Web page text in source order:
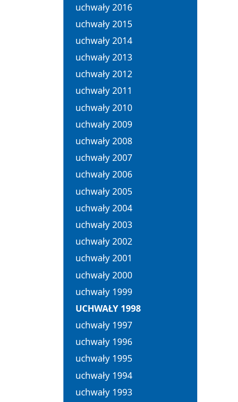
uchwały 2016
uchwały 2015
uchwały 2014
uchwały 2013
uchwały 2012
uchwały 2011
uchwały 2010
uchwały 2009
uchwały 2008
uchwały 2007
uchwały 2006
uchwały 2005
uchwały 2004
uchwały 2003
uchwały 2002
uchwały 2001
uchwały 2000
uchwały 1999
UCHWAŁY 1998
uchwały 1997
uchwały 1996
uchwały 1995
uchwały 1994
uchwały 1993